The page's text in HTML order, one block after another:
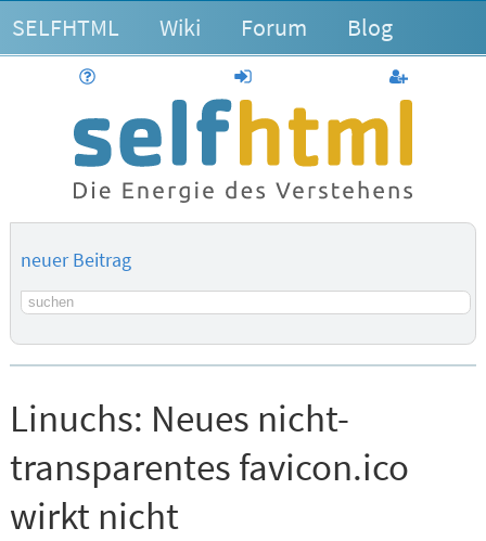
SELFHTML Wiki Forum Blog
anmelden
neuer Beitrag
Suchbegriff
Linuchs: Neues nicht-
transparentes favicon.ico
wirkt nicht